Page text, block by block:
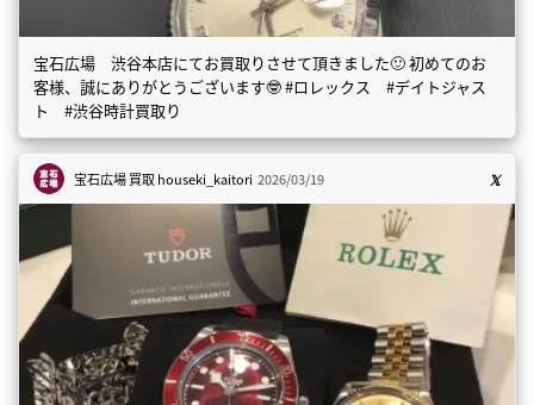
宝石広場 渋谷本店にてお買取りさせて頂きました🙂 初めてのお
客様、誠にありがとうございます🤓 #ロレックス #デイトジャス
ト #渋谷時計買取り
宝石広場 買取houseki_kaitori 2026/03/19